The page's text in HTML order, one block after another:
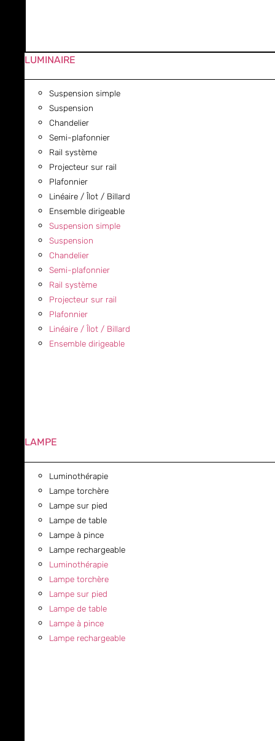
LUMINAIRE
Suspension simple
Suspension
Chandelier
Semi-plafonnier
Rail système
Projecteur sur rail
Plafonnier
Linéaire / Îlot / Billard
Ensemble dirigeable
Suspension simple
Suspension
Chandelier
Semi-plafonnier
Rail système
Projecteur sur rail
Plafonnier
Linéaire / Îlot / Billard
Ensemble dirigeable
LAMPE
Luminothérapie
Lampe torchère
Lampe sur pied
Lampe de table
Lampe à pince
Lampe rechargeable
Luminothérapie
Lampe torchère
Lampe sur pied
Lampe de table
Lampe à pince
Lampe rechargeable